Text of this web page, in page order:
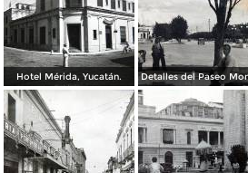
Hotel Mérida, Yucatán.